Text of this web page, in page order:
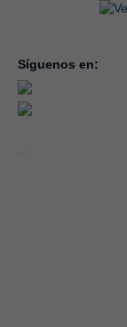
Síguenos en: